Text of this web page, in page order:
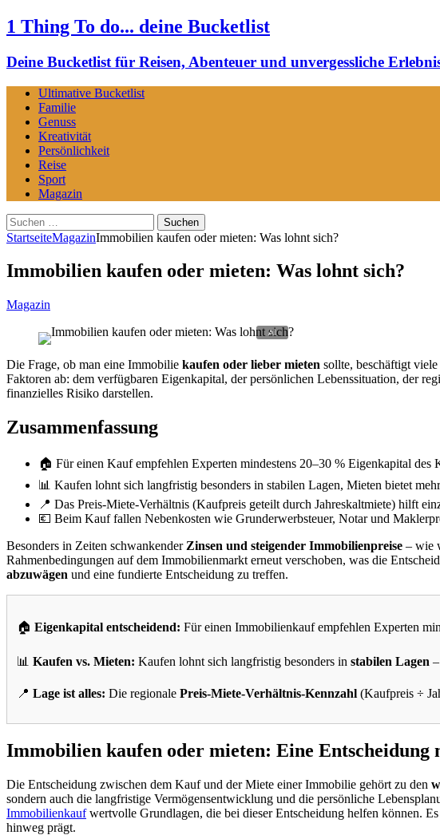
1 Thing To do... deine Bucketlist
Deine Bucketlist für Reisen, Abenteuer und unvergessliche
Ultimative Bucketlist
Familie
Genuss
Kreativität
Persönlichkeit
Reise
Sport
Magazin
Suchen
nach:
StartseiteMagazinImmobilien kaufen oder mieten: Was lohnt sich?
Immobilien kaufen oder mieten: Was lohnt sich?
Magazin
Die Frage, ob man eine Immobilie kaufen oder lieber mieten sollte, beschäftigt
Faktoren ab: dem verfügbaren Eigenkapital, der persönlichen Lebenssituation, der
finanzielles Risiko darstellen.
Zusammenfassung
🏠 Für einen Kauf empfehlen Experten mindestens 20–30 % Eigenkapital des
📊 Kaufen lohnt sich langfristig besonders in stabilen Lagen, Mieten bietet
📍 Das Preis-Miete-Verhältnis (Kaufpreis geteilt durch Jahreskaltmiete) hilft
💶 Beim Kauf fallen Nebenkosten wie Grunderwerbsteuer, Notar und
Besonders in Zeiten schwankender Zinsen und steigender Immobilienpreise – wie
Rahmenbedingungen auf dem Immobilienmarkt erneut verschoben, was die
abzuwägen und eine fundierte Entscheidung zu treffen.
🏠 Eigenkapital entscheidend: Für einen Immobilienkauf empfehlen Experten
📊 Kaufen vs. Mieten: Kaufen lohnt sich langfristig besonders in stabilen Lagen
📍 Lage ist alles: Die regionale Preis-Miete-Verhältnis-Kennzahl (Kaufpreis ÷
Immobilien kaufen oder mieten: Eine Entscheidung
Die Entscheidung zwischen dem Kauf und der Miete einer Immobilie gehört zu den
sondern auch die langfristige Vermögensentwicklung und die persönliche
Immobilienkaufwertvolle Grundlagen, die bei dieser Entscheidung helfen können.
hinweg prägt.